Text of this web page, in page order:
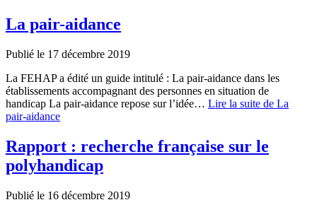
La pair-aidance
Publié le 17 décembre 2019
La FEHAP a édité un guide intitulé : La pair-aidance dans les
établissements accompagnant des personnes en situation de
handicap La pair-aidance repose sur l’idée… Lire la suite de La
pair-aidance
Rapport : recherche française sur le
polyhandicap
Publié le 16 décembre 2019